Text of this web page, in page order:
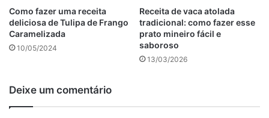
Em uma assadeira, coloque os bifes de lombo e fure bem
Como fazer uma receita
deliciosa de Tulipa de Frango
Caramelizada
10/05/2024
Receita de vaca atolada
tradicional: como fazer esse
prato mineiro fácil e
saboroso
13/03/2026
Deixe um comentário